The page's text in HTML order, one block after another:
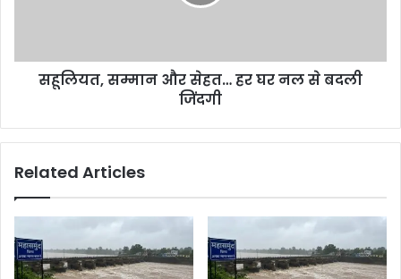
सहूलियत, सम्मान और सेहत… हर घर नल से बदली
जिंदगी
Related Articles